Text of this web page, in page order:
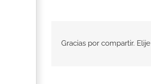
Gracias por compartir.